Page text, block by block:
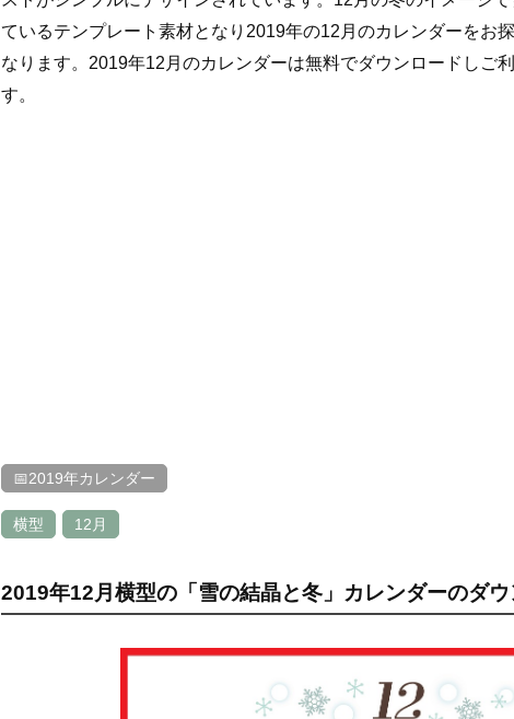
ているテンプレート素材となり2019年の12月のカレンダーをお
なります。2019年12月のカレンダーは無料でダウンロードしご
す。
📅2019年カレンダー
横型 12月
2019年12月横型の「雪の結晶と冬」カレンダーのダウ